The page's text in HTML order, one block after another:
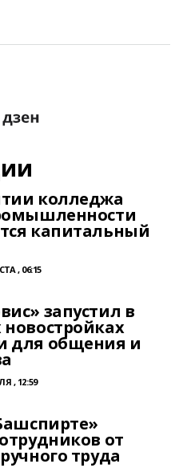
колледжа
капитальный
, 06:15
запустил в
для общения и
, 12:59
от
труда